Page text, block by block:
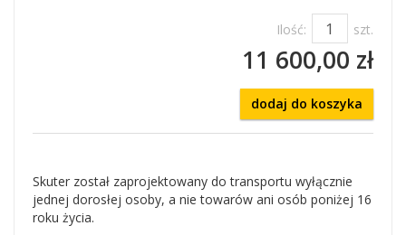
Ilość: szt.
11 600,00 zł
dodaj do koszyka
Skuter został zaprojektowany do transportu wyłącznie
jednej dorosłej osoby, a nie towarów ani osób poniżej 16
roku życia.